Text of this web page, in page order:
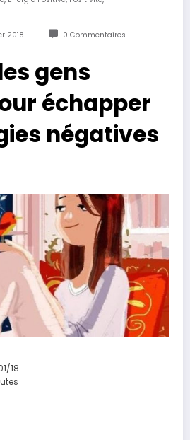
2018 0 Commentaires
gens
échapper
négatives
18